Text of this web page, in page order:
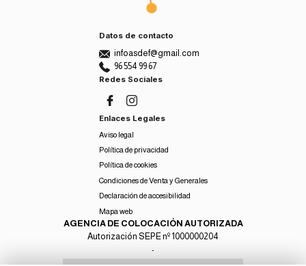
Datos de contacto
infoasdef@gmail.com
96 554 99 67
Redes Sociales
Enlaces Legales
Aviso legal
Política de privacidad
Política de cookies
Condiciones de Venta y Generales
Declaración de accesibilidad
Mapa web
AGENCIA DE COLOCACIÓN AUTORIZADA
Autorización SEPE nº 1000000204